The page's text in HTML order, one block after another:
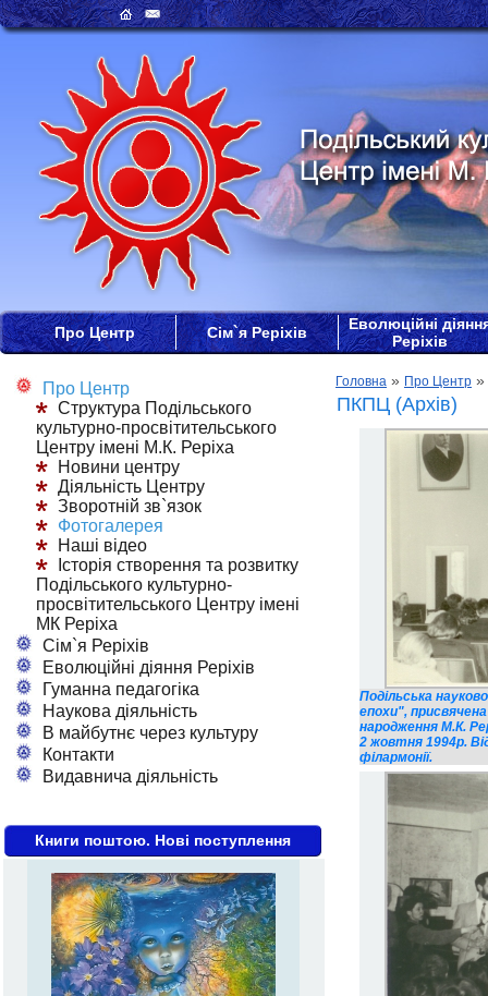
Про Центр Сім`я Реріхів
Еволюційні
Реріхів
Про Центр
Структура Подільського
культурно-просвітительського
Центру імені М.К. Реріха
Новини центру
Діяльність Центру
Зворотній зв`язок
Фотогалерея
Наші відео
Історія створення та розвитку
Подільського культурно-
просвітительського Центру імені
МК Реріха
Сім`я Реріхів
Еволюційні діяння Реріхів
Гуманна педагогіка
Наукова діяльність
В майбутнє через культуру
Контакти
Видавнича діяльність
Книги поштою. Нові поступлення
Головна » Про Центр »
ПКПЦ (Архів)
Подільська
епохи",
народження М.К.
2 жовтня 1994р.
філармонії.